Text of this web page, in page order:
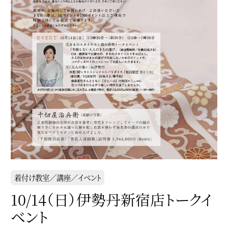
着付け教室／講座／イベント
10/14（日）伊勢丹新宿店トークイ
ベント